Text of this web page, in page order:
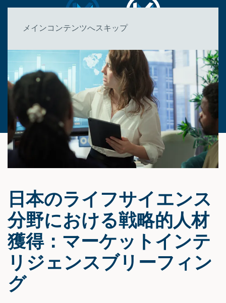
メインコンテンツへスキップ
日本のライフサイエンス
分野における戦略的人材
獲得：マーケットインテ
リジェンスブリーフィン
グ